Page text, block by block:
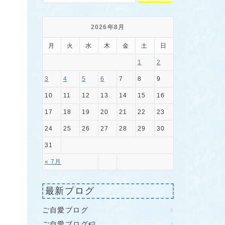
2026年8月
月 火 水 木 金 土 日
« 7月
1 2
3 4 5 6 7 8 9
10 11 12 13 14 15 16
17 18 19 20 21 22 23
24 25 26 27 28 29 30
31
最新ブログ
ご自愛ブログ